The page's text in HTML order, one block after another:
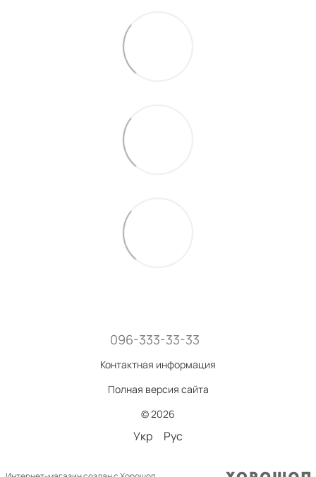
096-333-33-33
Контактная информация
Полная версия сайта
© 2026
Укр Рус